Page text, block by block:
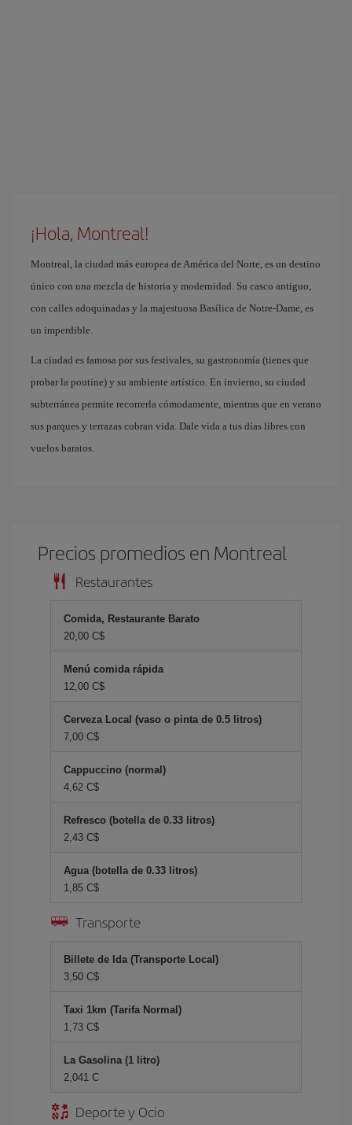
¡Hola, Montreal!
Montreal, la ciudad más europea de América del Norte, es un destino
único con una mezcla de historia y modernidad. Su casco antiguo,
con calles adoquinadas y la majestuosa Basílica de Notre-Dame, es
un imperdible.
La ciudad es famosa por sus festivales, su gastronomía (tienes que
probar la poutine) y su ambiente artístico. En invierno, su ciudad
subterránea permite recorrerla cómodamente, mientras que en verano
sus parques y terrazas cobran vida. Dale vida a tus días libres con
vuelos baratos.
Precios promedios en Montreal
Restaurantes
Comida, Restaurante Barato
20,00 C$
Menú comida rápida
12,00 C$
Cerveza Local (vaso o pinta de 0.5 litros)
7,00 C$
Cappuccino (normal)
4,62 C$
Refresco (botella de 0.33 litros)
2,43 C$
Agua (botella de 0.33 litros)
1,85 C$
Transporte
Billete de Ida (Transporte Local)
3,50 C$
Taxi 1km (Tarifa Normal)
1,73 C$
La Gasolina (1 litro)
2,041 C
Deporte y Ocio